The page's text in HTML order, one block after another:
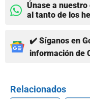
Únase a
al tanto de los
✔️ Síganos en
información de
Relacionados